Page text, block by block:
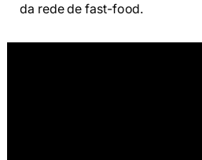
da rede de fast-food.